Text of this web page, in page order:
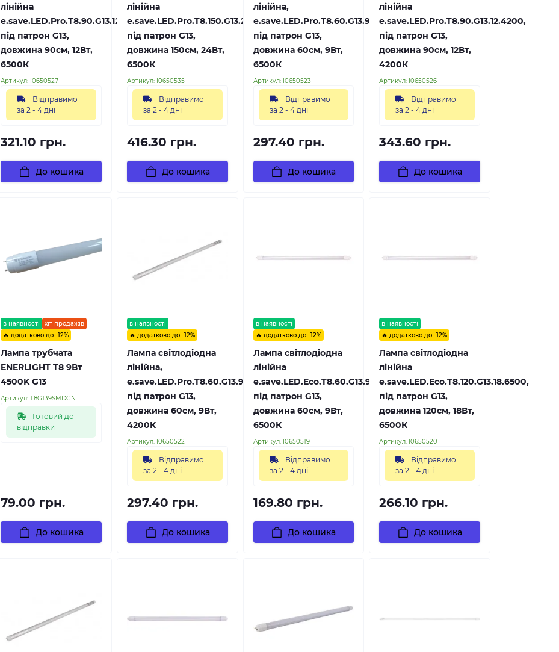
лінійна
e.save.LED.Pro.T8.90.G13.12.6500,
під патрон G13,
довжина 90см, 12Вт,
6500К
Артикул: l0650527
Відправимо
за 2 - 4 дні
321.10 грн.
До кошика
лінійна
e.save.LED.Pro.T8.150.G13.24.6500,
під патрон G13,
довжина 150см, 24Вт,
6500К
Артикул: l0650535
Відправимо
за 2 - 4 дні
416.30 грн.
До кошика
лінійна,
e.save.LED.Pro.T8.60.G13.9.6500,
під патрон G13,
довжина 60см, 9Вт,
6500К
Артикул: l0650523
Відправимо
за 2 - 4 дні
297.40 грн.
До кошика
лінійна
e.save.LED.Pro.T8.90.G13.12.4200,
під патрон G13,
довжина 90см, 12Вт,
4200К
Артикул: l0650526
Відправимо
за 2 - 4 дні
343.60 грн.
До кошика
в наявності
хіт продажів
🔥 додатково до -12%
Лампа трубчата
ENERLIGHT T8 9Вт
4500K G13
Артикул: T8G139SMDGN
Готовий до
відправки
79.00 грн.
До кошика
в наявності
🔥 додатково до -12%
Лампа світлодіодна
лінійна,
e.save.LED.Pro.T8.60.G13.9.4200,
під патрон G13,
довжина 60см, 9Вт,
4200К
Артикул: l0650522
Відправимо
за 2 - 4 дні
297.40 грн.
До кошика
в наявності
🔥 додатково до -12%
Лампа світлодіодна
лінійна
e.save.LED.Eco.T8.60.G13.9.6500,
під патрон G13,
довжина 60см, 9Вт,
6500К
Артикул: l0650519
Відправимо
за 2 - 4 дні
169.80 грн.
До кошика
в наявності
🔥 додатково до -12%
Лампа світлодіодна
лінійна
e.save.LED.Eco.T8.120.G13.18.6500,
під патрон G13,
довжина 120см, 18Вт,
6500К
Артикул: l0650520
Відправимо
за 2 - 4 дні
266.10 грн.
До кошика